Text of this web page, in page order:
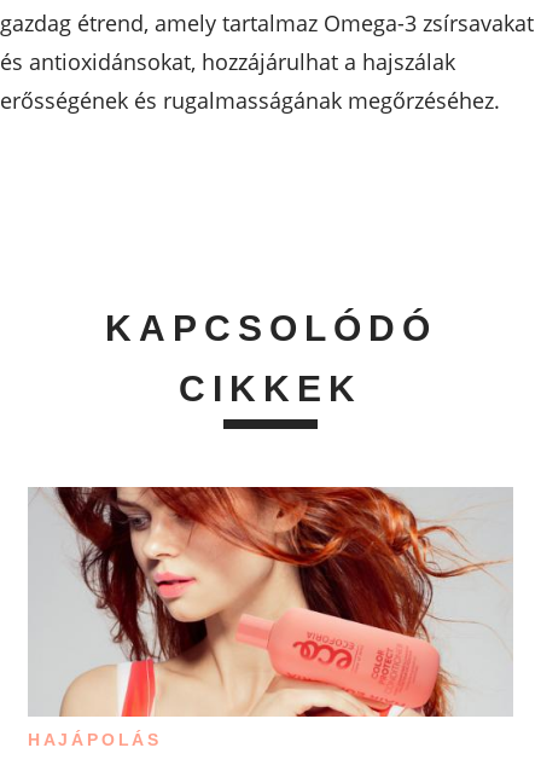
gazdag étrend, amely tartalmaz Omega-3 zsírsavakat
és antioxidánsokat, hozzájárulhat a hajszálak
erősségének és rugalmasságának megőrzéséhez.
KAPCSOLÓDÓ
CIKKEK
HAJÁPOLÁS